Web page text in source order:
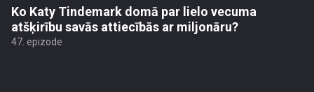
Ko Katy Tindemark domā par lielo vecuma
atšķirību savās attiecībās ar miljonāru?
47. epizode